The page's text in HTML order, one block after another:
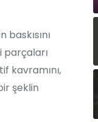
parçaları
kavramını,
şeklin